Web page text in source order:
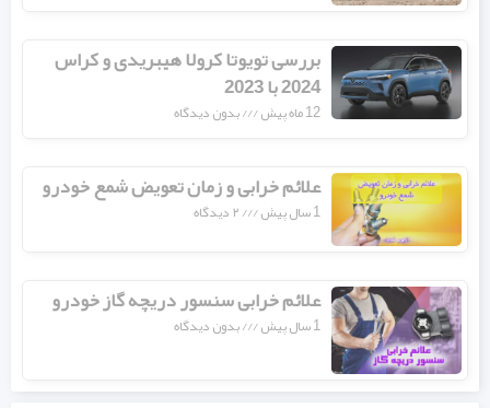
بررسی تویوتا کرولا هیبریدی و کراس
2024 با 2023
12 ماه پیش بدون دیدگاه
علائم خرابی و زمان تعویض شمع خودرو
۲ دیدگاه
علائم خرابی سنسور دریچه گاز خودرو
1 سال پیش بدون دیدگاه